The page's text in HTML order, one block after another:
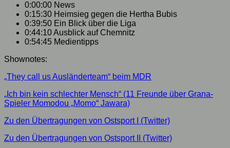
0:00:00 News
0:15:30 Heimsieg gegen die Hertha Bubis
0:39:50 Ein Blick über die Liga
0:44:10 Ausblick auf Chemnitz
0:54:45 Medientipps
Shownotes:
„They call us Ausländerteam“ beim MDR
„Ich bin kein schlechter Mensch“ (11 Freunde über Grana-
Spieler Momodou „Momo“ Jawara)
Zu den Übertragungen von Ostsport I (Twitter)
Zu den Übertragungen von Ostsport II (Twitter)